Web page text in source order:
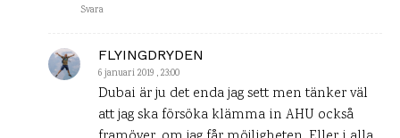
Svara
FLYINGDRYDEN
6 januari 2019 , 23:00
Dubai är ju det enda jag sett men tänker väl
att jag ska försöka klämma in AHU också